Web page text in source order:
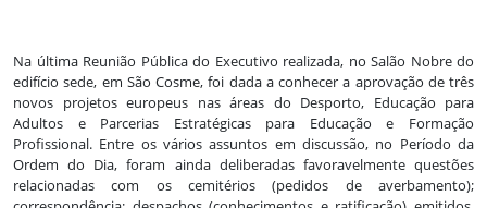
Na última Reunião Pública do Executivo realizada, no Salão Nobre do
edifício sede, em São Cosme, foi dada a conhecer a aprovação de três
novos projetos europeus nas áreas do Desporto, Educação para
Adultos e Parcerias Estratégicas para Educação e Formação
Profissional. Entre os vários assuntos em discussão, no Período da
Ordem do Dia, foram ainda deliberadas favoravelmente questões
relacionadas com os cemitérios (pedidos de averbamento);